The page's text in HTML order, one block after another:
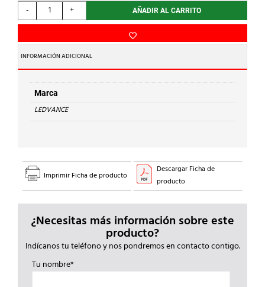
-
LEDVANCE
-
FL
10
P
6-
8W
850-
1200lm
cantidad
+ AÑADIR AL CARRITO
INFORMACIÓN ADICIONAL
Marca
LEDVANCE
Imprimir Ficha de producto
Descargar Ficha de
producto
¿Necesitas más información sobre este
producto?
Indícanos tu teléfono y nos pondremos en contacto contigo.
Tu nombre*